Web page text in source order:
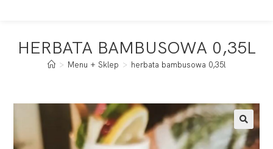
HERBATA BAMBUSOWA 0,35L
> Menu + Sklep > herbata bambusowa 0,35l